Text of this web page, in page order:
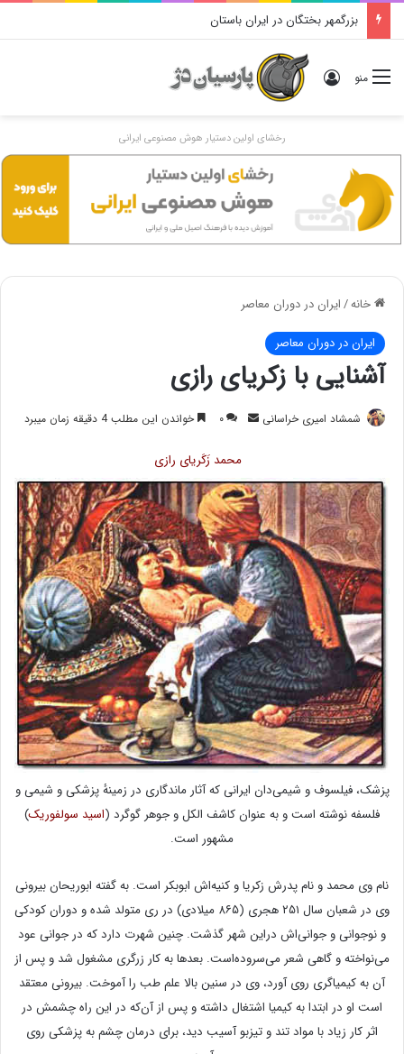
بزرگمهر بختگان در ایران باستان
منو ورود
رخشای اولین دستیار هوش مصنوعی ایرانی
خانه/ایران در دوران معاصر
ایران در دوران معاصر
آشنایی با زکریای رازی
شمشاد امیری خراسانی
ارسال۰ خواندن این مطلب 4 دقیقه زمان میبرد
محمد زَکَریای رازی
پزشک، فیلسوف و شیمی‌دان ایرانی که آثار ماندگاری در زمینهٔ پزشکی و شیمی و
فلسفه نوشته است و به عنوان کاشف الکل و جوهر گوگرد (اسید سولفوریک)
مشهور است.
نام وی محمد و نام پدرش زکریا و کنیه‌اش ابوبکر است. به گفته ابوریحان بیرونی
وی در شعبان سال ۲۵۱ هجری (۸۶۵ میلادی) در ری متولد شده و دوران کودکی
و نوجوانی‌ و جوانی‌اش دراین شهر گذشت. چنین شهرت دارد که در جوانی عود
می‌نواخته و گاهی شعر می‌سروده‌است. بعدها به کار زرگری مشغول شد و پس از
آن به کیمیاگری روی آورد، وی در سنین بالا علم طب را آموخت. بیرونی معتقد
است او در ابتدا به کیمیا اشتغال داشته و پس از آن‌که در این راه چشمش در
اثر کار زیاد با مواد تند و تیزبو آسیب دید، برای درمان چشم به پزشکی روی